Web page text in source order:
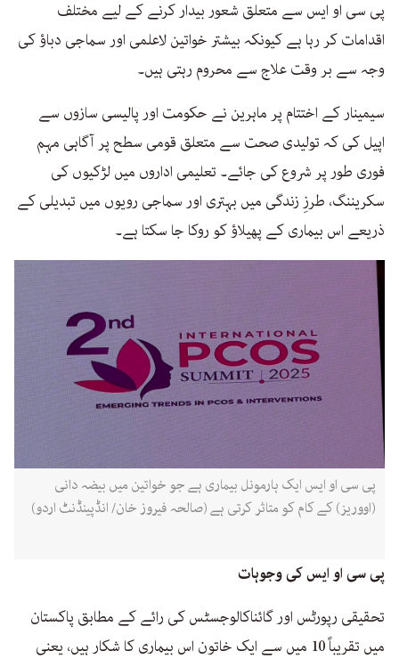
پی سی او ایس سے متعلق شعور بیدار کرنے کے لیے مختلف
اقدامات کر رہا ہے کیونکہ بیشتر خواتین لاعلمی اور سماجی دباؤ کی
وجہ سے بر وقت علاج سے محروم رہتی ہیں۔
سیمینار کے اختتام پر ماہرین نے حکومت اور پالیسی سازوں سے
اپیل کی کہ تولیدی صحت سے متعلق قومی سطح پر آگاہی مہم
فوری طور پر شروع کی جائے۔ تعلیمی اداروں میں لڑکیوں کی
سکریننگ، طرزِ زندگی میں بہتری اور سماجی رویوں میں تبدیلی کے
ذریعے اس بیماری کے پھیلاؤ کو روکا جا سکتا ہے۔
پی سی او ایس ایک ہارمونل بیماری ہے جو خواتین میں بیضہ دانی
(اووریز) کے کام کو متاثر کرتی ہے (صالحہ فیروز خان/ انڈپینڈنٹ اردو)
پی سی او ایس کی وجوہات
تحقیقی رپورٹس اور گائناکالوجسٹس کی رائے کے مطابق پاکستان
میں تقریباً 10 میں سے ایک خاتون اس بیماری کا شکار ہیں، یعنی